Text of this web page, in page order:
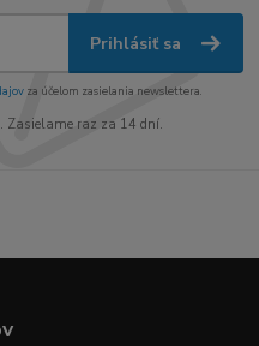
Prihlásiť sa
za účelom zasielania newslettera.
Zasielame raz za 14 dní.